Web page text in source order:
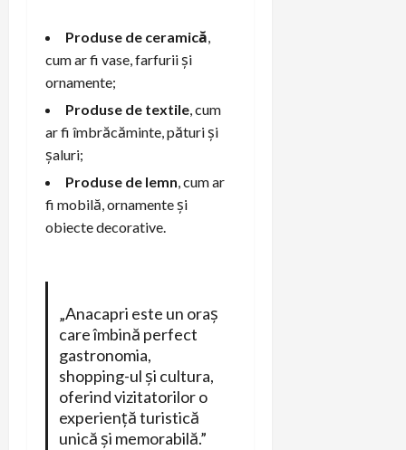
Produse de ceramică,
cum ar fi vase, farfurii și
ornamente;
Produse de textile, cum
ar fi îmbrăcăminte, pături și
șaluri;
Produse de lemn, cum ar
fi mobilă, ornamente și
obiecte decorative.
„Anacapri este un oraș
care îmbină perfect
gastronomia,
shopping-ul și cultura,
oferind vizitatorilor o
experiență turistică
unică și memorabilă.”